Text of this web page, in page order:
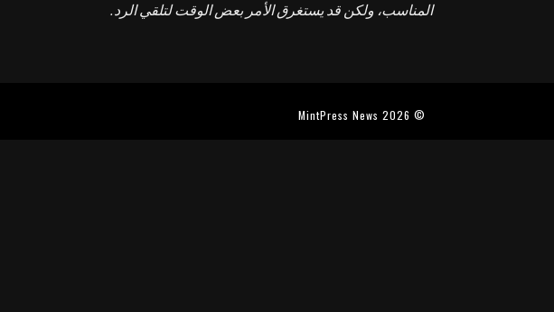
المناسب، ولكن قد يستغرق الأمر بعض الوقت لتلقي الرد.
© 2026 MintPress News